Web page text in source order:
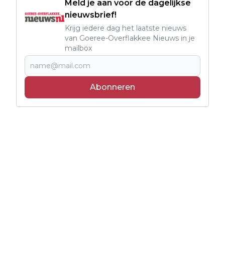
Meld je aan voor de dagelijkse
nieuwsbrief!
Krijg iedere dag het laatste nieuws
van Goeree-Overflakkee Nieuws in je
mailbox
Abonneren